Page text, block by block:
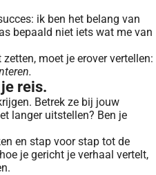
ik ben het belang van
bepaald niet iets wat me van
moet je erover vertellen:
reis.
Betrek ze bij jouw
langer uitstellen? Ben je
en stap voor stap tot de
je gericht je verhaal vertelt,